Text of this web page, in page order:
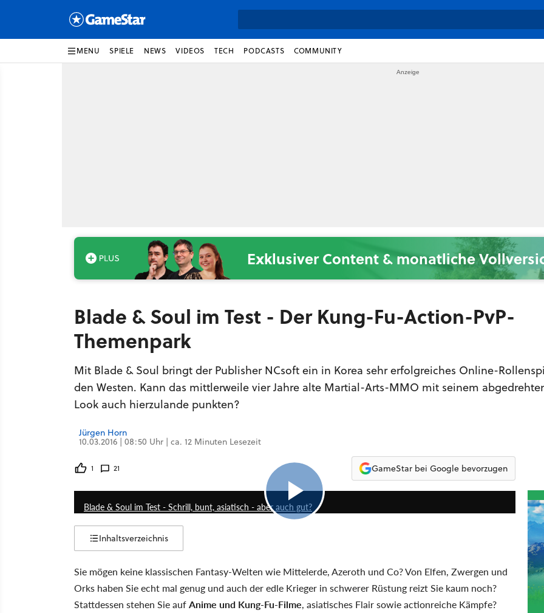
MENU SPIELE NEWS VIDEOS TECH PODCASTS COMMUNITY
Exklusiver Content & monatliche
Blade & Soul im Test - Der Kung-Fu-Action-PvP-
Themenpark
Mit Blade & Soul bringt der Publisher NCsoft ein in Korea sehr erfolgreiches Online-
den Westen. Kann das mittlerweile vier Jahre alte Martial-Arts-MMO mit seinem
Look auch hierzulande punkten?
Jürgen Horn
10.03.2016 | 08:50 Uhr | ca. 12 Minuten Lesezeit
1 21 GameStar bei Google bevorzugen
9:20
Blade & Soul im Test - Schrill, bunt, asiatisch - aber auch gut?
Inhaltsverzeichnis
Sie mögen keine klassischen Fantasy-Welten wie Mittelerde, Azeroth und Co? Von Elfen, Zwergen und
Orks haben Sie echt mal genug und auch der edle Krieger in schwerer Rüstung reizt Sie kaum noch?
Stattdessen stehen Sie aufAnime und Kung-Fu-Filme, asiatisches Flair sowie actionreiche Kämpfe?